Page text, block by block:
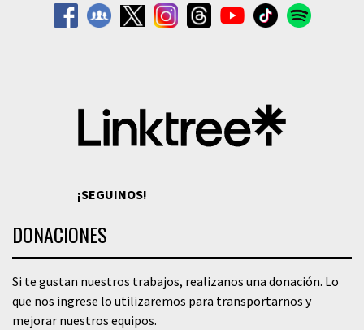
¡SEGUINOS!
DONACIONES
Si te gustan nuestros trabajos, realizanos una donación. Lo
que nos ingrese lo utilizaremos para transportarnos y
mejorar nuestros equipos.